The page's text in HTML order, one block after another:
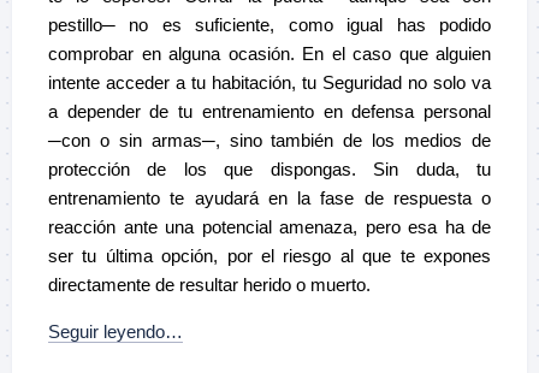
pestillo─ no es suficiente, como igual has podido
comprobar en alguna ocasión. En el caso que alguien
intente acceder a tu habitación, tu Seguridad no solo va
a depender de tu entrenamiento en defensa personal
─con o sin armas─, sino también de los medios de
protección de los que dispongas. Sin duda, tu
entrenamiento te ayudará en la fase de respuesta o
reacción ante una potencial amenaza, pero esa ha de
ser tu última opción, por el riesgo al que te expones
directamente de resultar herido o muerto.
Seguir leyendo…